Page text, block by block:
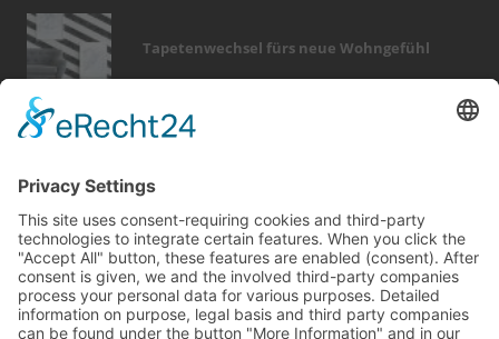
Tapetenwechsel fürs neue Wohngefühl
dekoration fotovoltaik möbel
entfeuchtung
türen
feuer beratung wintergarten
zaun
immobilien
finanzierung sicherheit fliesen